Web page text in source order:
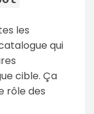
les
qui
cible. Ça
rôle des